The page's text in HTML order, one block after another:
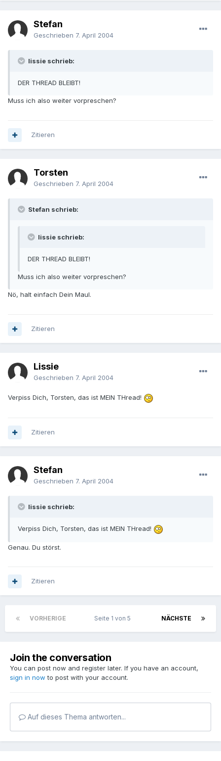
Stefan
Geschrieben 7. April 2004
lissie schrieb:
DER THREAD BLEIBT!
Muss ich also weiter vorpreschen?
Zitieren
Torsten
Geschrieben 7. April 2004
Stefan schrieb:
lissie schrieb:
DER THREAD BLEIBT!
Muss ich also weiter vorpreschen?
Nö, halt einfach Dein Maul.
Zitieren
Lissie
Geschrieben 7. April 2004
Verpiss Dich, Torsten, das ist MEIN THread!
Zitieren
Stefan
Geschrieben 7. April 2004
lissie schrieb:
Verpiss Dich, Torsten, das ist MEIN THread!
Genau. Du störst.
Zitieren
VORHERIGE NÄCHSTE
Seite 1 von 5
Join the conversation
You can post now and register later. If you have an account,
sign in now to post with your account.
Auf dieses Thema antworten...